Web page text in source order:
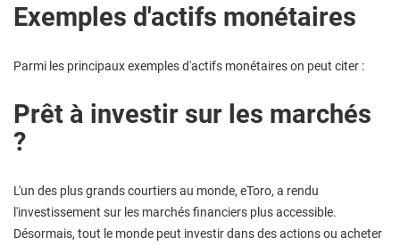
Exemples d'actifs monétaires
Parmi les principaux exemples d'actifs monétaires on peut citer :
Prêt à investir sur les marchés
?
L'un des plus grands courtiers au monde, eToro, a rendu
l'investissement sur les marchés financiers plus accessible.
Désormais, tout le monde peut investir dans des actions ou acheter